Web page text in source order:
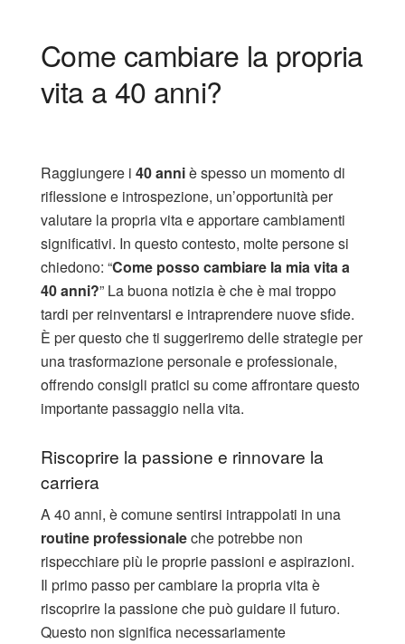
Come cambiare la propria
vita a 40 anni?
Raggiungere i 40 anniè spesso un momento di
riflessione e introspezione, un’opportunità per
valutare la propria vita e apportare cambiamenti
significativi. In questo contesto, molte persone si
chiedono: “Come posso cambiare la mia vita a
40 anni?” La buona notizia è che è mai troppo
tardi per reinventarsi e intraprendere nuove sfide.
È per questo che ti suggeriremo delle strategie per
una trasformazione personale e professionale,
offrendo consigli pratici su come affrontare questo
importante passaggio nella vita.
Riscoprire la passione e rinnovare la
carriera
A 40 anni, è comune sentirsi intrappolati in una
routine professionaleche potrebbe non
rispecchiare più le proprie passioni e aspirazioni.
Il primo passo per cambiare la propria vita è
riscoprire la passione che può guidare il futuro.
Questo non significa necessariamente